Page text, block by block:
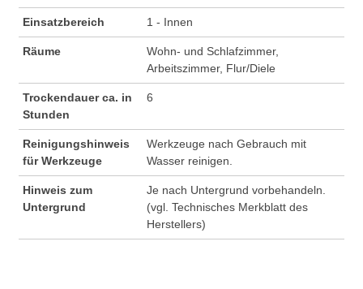
Einsatzbereich 1 - Innen
Räume
Wohn- und Schlafzimmer,
Arbeitszimmer, Flur/Diele
Trockendauer ca. in
Stunden
6
Reinigungshinweis
für Werkzeuge
Werkzeuge nach Gebrauch mit
Wasser reinigen.
Hinweis zum
Untergrund
Je nach Untergrund vorbehandeln.
(vgl. Technisches Merkblatt des
Herstellers)